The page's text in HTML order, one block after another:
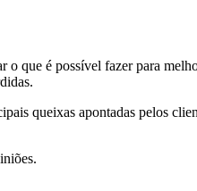
é possível fazer para
queixas apontadas pelos